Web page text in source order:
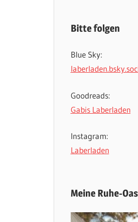
Bitte folgen
Blue Sky:
Goodreads:
Gabis Laberladen
Instagram:
Laberladen
Meine Ruhe-